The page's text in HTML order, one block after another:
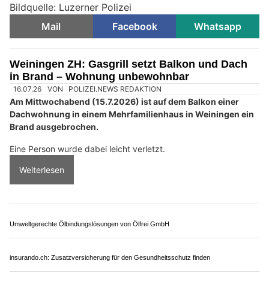
Bildquelle: Luzerner Polizei
Mail
Facebook Whatsapp
Weiningen ZH: Gasgrill setzt Balkon und Dach
in Brand – Wohnung unbewohnbar